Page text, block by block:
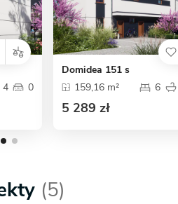
4 0
Domidea 151 s
159,16 m²
6
5 289 zł
(5)